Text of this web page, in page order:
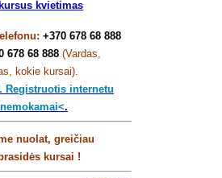
+370 678 68 888
678 68 888 (Vardas,
kokie kursai).
Registruotis internetu
.
nuolat, greičiau
kursai !